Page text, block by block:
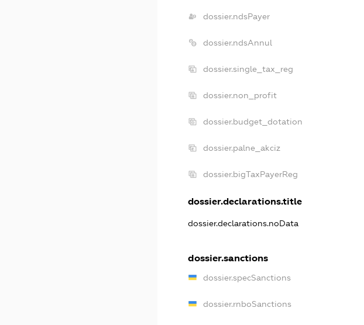
dossier.ndsPayer
dossier.ndsAnnul
dossier.single_tax_reg
dossier.non_profit
dossier.budget_dotation
dossier.palne_akciz
dossier.bigTaxPayerReg
dossier.declarations.title
dossier.declarations.noData
dossier.sanctions
dossier.specSanctions
dossier.rnboSanctions